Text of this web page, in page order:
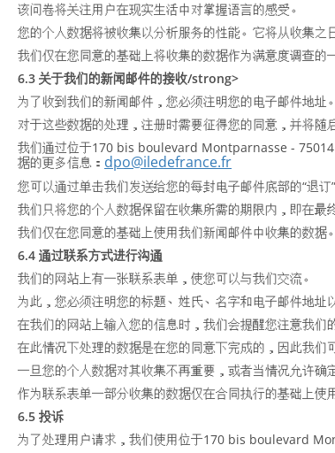
该问卷将关注用户在现实生活中对掌握语言的感受。
您的个人数据将被收集以分析服务的性能。它将从收集之
我们仅在您同意的基础上将收集的数据作为满意度调查的
6.3 关于我们的新闻邮件的接收/strong>
为了收到我们的新闻邮件，您必须注明您的电子邮件地址
对于这些数据的处理，注册时需要征得您的同意，并将随
我们通过位于170 bis boulevard Montparnasse - 75014
据的更多信息： dpo@iledefrance.fr
您可以通过单击我们发送给您的每封电子邮件底部的“退订
我们只将您的个人数据保留在收集所需的期限内，即在最
我们仅在您同意的基础上使用我们新闻邮件中收集的数据。
6.4 通过联系方式进行沟通
我们的网站上有一张联系表单，使您可以与我们交流。
为此，您必须注明您的标题、姓氏、名字和电子邮件地
在我们的网站上输入您的信息时，我们会提醒您注意我们
在此情况下处理的数据是在您的同意下完成的，因此我们
一旦您的个人数据对其收集不再重要，或者当情况允许确
作为联系表单一部分收集的数据仅在合同执行的基础上使
6.5 投诉
为了处理用户请求，我们使用位于170 bis boulevard